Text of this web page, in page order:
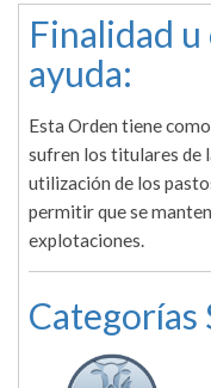
Finalidad
ayuda:
Esta Orden tiene
sufren los titulares de
utilización de los
permitir que se
explotaciones.
Categorías